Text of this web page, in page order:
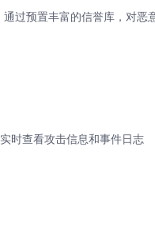
通过预置丰富的信誉库，对恶
时查看攻击信息和事件日志